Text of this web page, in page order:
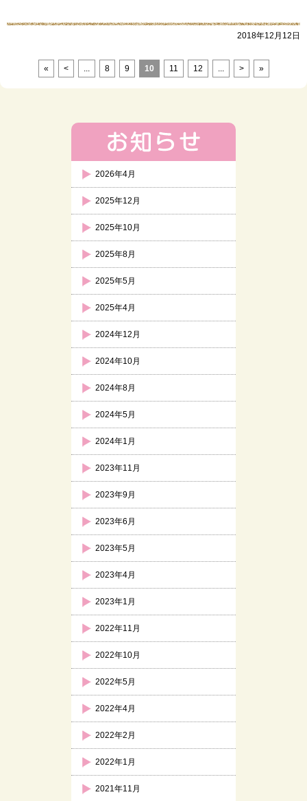
2018年12月12日
« < ... 8 9 10 11 12 ... > »
2026年4月
2025年12月
2025年10月
2025年8月
2025年5月
2025年4月
2024年12月
2024年10月
2024年8月
2024年5月
2024年1月
2023年11月
2023年9月
2023年6月
2023年5月
2023年4月
2023年1月
2022年11月
2022年10月
2022年5月
2022年4月
2022年2月
2022年1月
2021年11月